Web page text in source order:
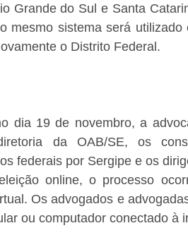
Grande do Sul e Santa
mesmo sistema será
o Distrito Federal.
dia 19 de novembro, a
da OAB/SE, os
federais por Sergipe e os
online, o processo
Os advogados e
ou computador conectado à